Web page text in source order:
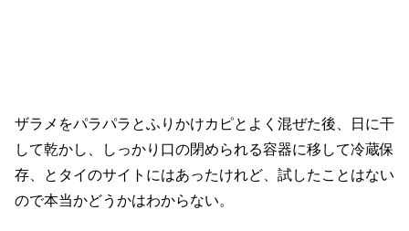
ザラメをパラパラとふりかけカピとよく混ぜた後、日に干
して乾かし、しっかり口の閉められる容器に移して冷蔵保
存、とタイのサイトにはあったけれど、試したことはない
ので本当かどうかはわからない。